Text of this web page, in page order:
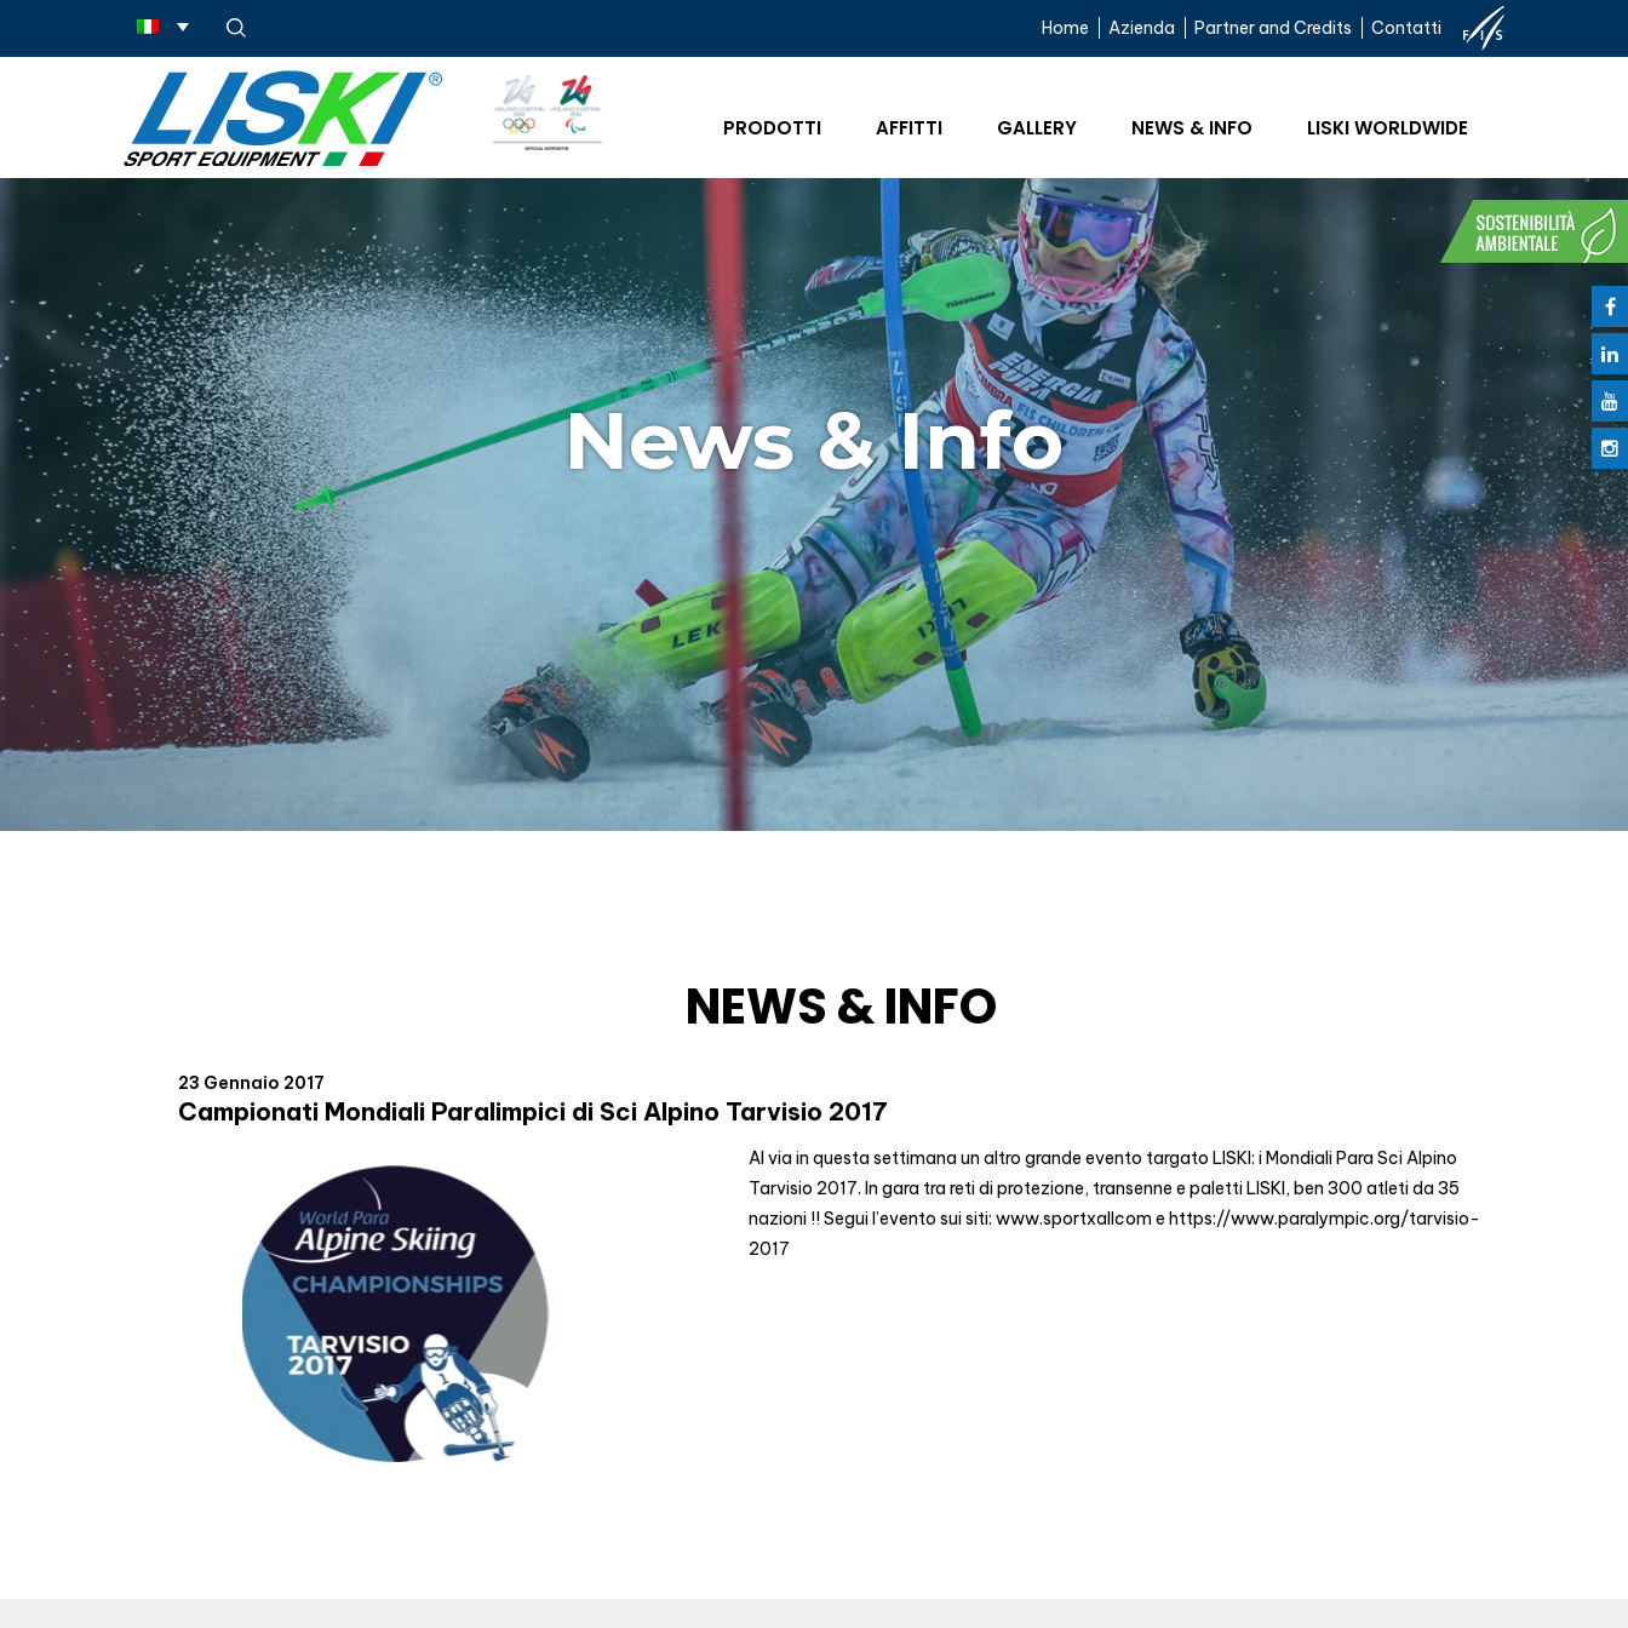
Home Azienda Partner and Credits Contatti
PRODOTTI AFFITTI GALLERY NEWS & INFO LISKI WORLDWIDE
News & Info
NEWS & INFO
23 Gennaio 2017
Campionati Mondiali Paralimpici di Sci Alpino Tarvisio 2017
Al via in questa settimana un altro grande evento targato LISKI: i Mondiali Para Sci Alpino
Tarvisio 2017. In gara tra reti di protezione, transenne e paletti LISKI, ben 300 atleti da 35
nazioni !! Segui l’evento sui siti: www.sportxallcom e https://www.paralympic.org/tarvisio-
2017